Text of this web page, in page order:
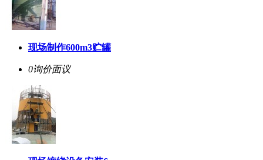
现场制作600m3贮罐
0询价面议